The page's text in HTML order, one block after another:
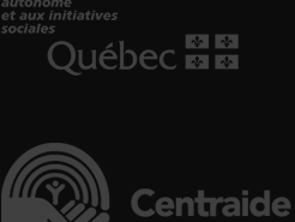
- Cet hyperlien s'ouvrira